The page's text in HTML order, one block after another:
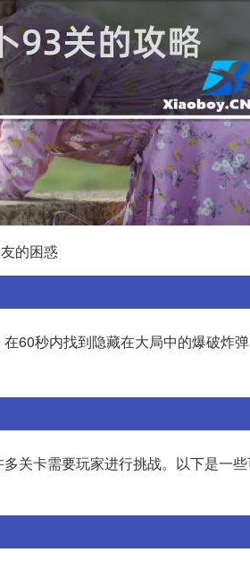
的困惑
60秒内找到隐藏在大局中的爆破炸
关卡需要玩家进行挑战。以下是一